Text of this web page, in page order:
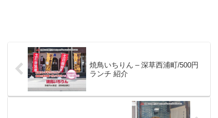
焼鳥いちりん – 深草西浦町/500円
ランチ 紹介